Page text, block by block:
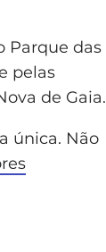
Parque das
pelas
de Gaia.
única. Não